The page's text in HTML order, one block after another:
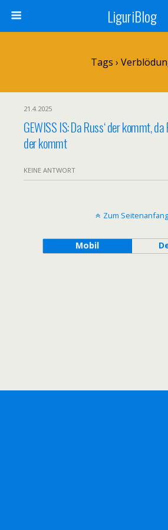
LiguriBlog
Tags ›
21.4.2025
GEWISS IS: Da Russ‘ der kommt, da
der kommt
KEINE ANTWORT
Zum Seitenanfang
Mobil